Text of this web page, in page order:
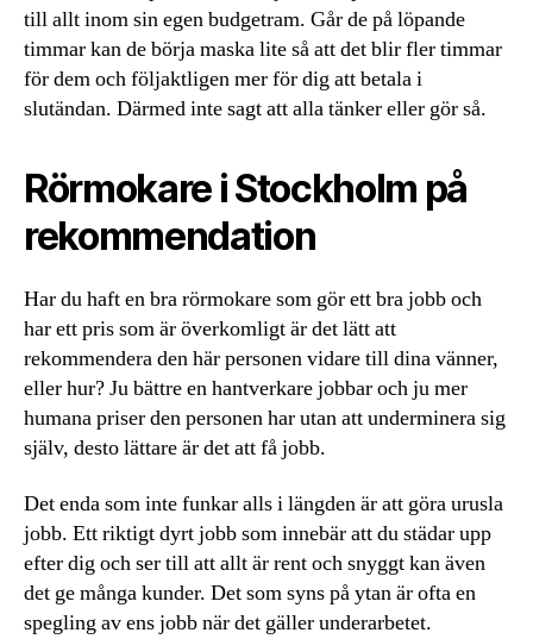
till allt inom sin egen budgetram. Går de på löpande
timmar kan de börja maska lite så att det blir fler timmar
för dem och följaktligen mer för dig att betala i
slutändan. Därmed inte sagt att alla tänker eller gör så.
Rörmokare i Stockholm på
rekommendation
Har du haft en bra rörmokare som gör ett bra jobb och
har ett pris som är överkomligt är det lätt att
rekommendera den här personen vidare till dina vänner,
eller hur? Ju bättre en hantverkare jobbar och ju mer
humana priser den personen har utan att underminera sig
själv, desto lättare är det att få jobb.
Det enda som inte funkar alls i längden är att göra urusla
jobb. Ett riktigt dyrt jobb som innebär att du städar upp
efter dig och ser till att allt är rent och snyggt kan även
det ge många kunder. Det som syns på ytan är ofta en
spegling av ens jobb när det gäller underarbetet.